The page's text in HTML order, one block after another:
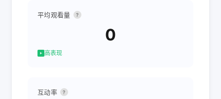
平均观看量 ?
0
高表现
互动率 ?